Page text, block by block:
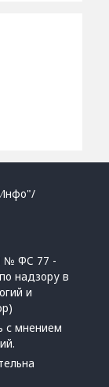
№ ФС 77 -
надзору в
и
с мнением